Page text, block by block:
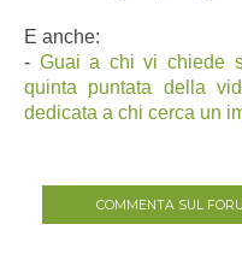
E anche:
- Guai a chi vi chiede
quinta puntata della
dedicata a chi cerca un
COMMENTA SUL